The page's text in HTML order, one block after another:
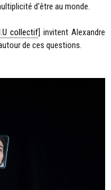
d’être au monde.
collectif] invitent Alexandre
de ces questions.